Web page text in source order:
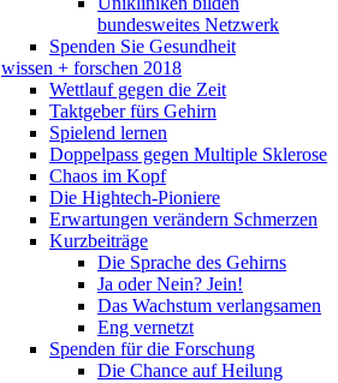
bundesweites Netzwerk
Spenden Sie Gesundheit
wissen + forschen 2018
Wettlauf gegen die Zeit
Taktgeber fürs Gehirn
Spielend lernen
Doppelpass gegen Multiple Sklerose
Chaos im Kopf
Die Hightech-Pioniere
Erwartungen verändern Schmerzen
Kurzbeiträge
Die Sprache des Gehirns
Ja oder Nein? Jein!
Das Wachstum verlangsamen
Eng vernetzt
Spenden für die Forschung
Die Chance auf Heilung